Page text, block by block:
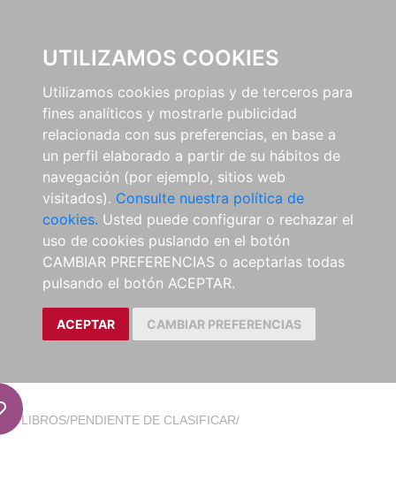
UTILIZAMOS COOKIES
Utilizamos cookies propias y de terceros para
fines analíticos y mostrarle publicidad
relacionada con sus preferencias, en base a
un perfil elaborado a partir de su hábitos de
navegación (por ejemplo, sitios web
visitados). Consulte nuestra política de
cookies. Usted puede configurar o rechazar el
uso de cookies puslando en el botón
CAMBIAR PREFERENCIAS o aceptarlas todas
pulsando el botón ACEPTAR.
ACEPTAR CAMBIAR PREFERENCIAS
LIBROS/PENDIENTE DE CLASIFICAR/